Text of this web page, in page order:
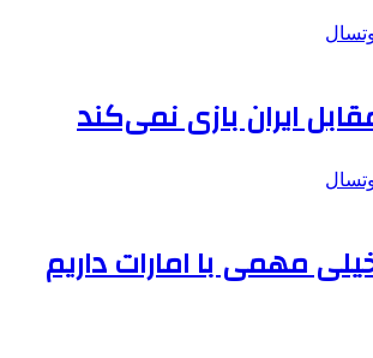
ایران بازی نمی‌کند
مهمی با امارات داریم